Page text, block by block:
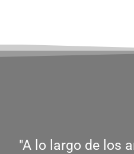
"A lo largo de los